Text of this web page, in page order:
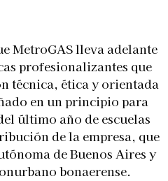
MetroGAS lleva adelante
profesionalizantes que
técnica, ética y orientada
en un principio para
último año de escuelas
de la empresa, que
de Buenos Aires y
bonaerense.